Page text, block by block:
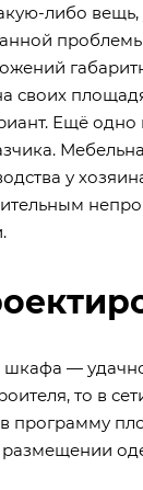
либо
своих
Ещё одно
у
шкафа —
то в
программу